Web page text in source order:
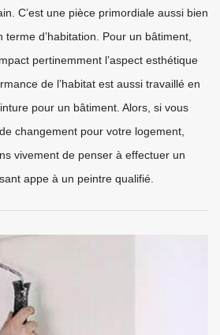
C’est une pièce primordiale aussi bien
terme d’habitation. Pour un bâtiment,
pertinemment l’aspect esthétique
de l’habitat est aussi travaillé en
pour un bâtiment. Alors, si vous
changement pour votre logement,
vivement de penser à effectuer un
appe à un peintre qualifié.